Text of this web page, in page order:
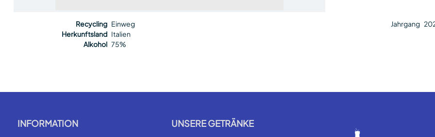
Recycling Einweg
Herkunftsland Italien
Alkohol 75%
Jahrgang
INFORMATION UNSERE GETRÄNKE